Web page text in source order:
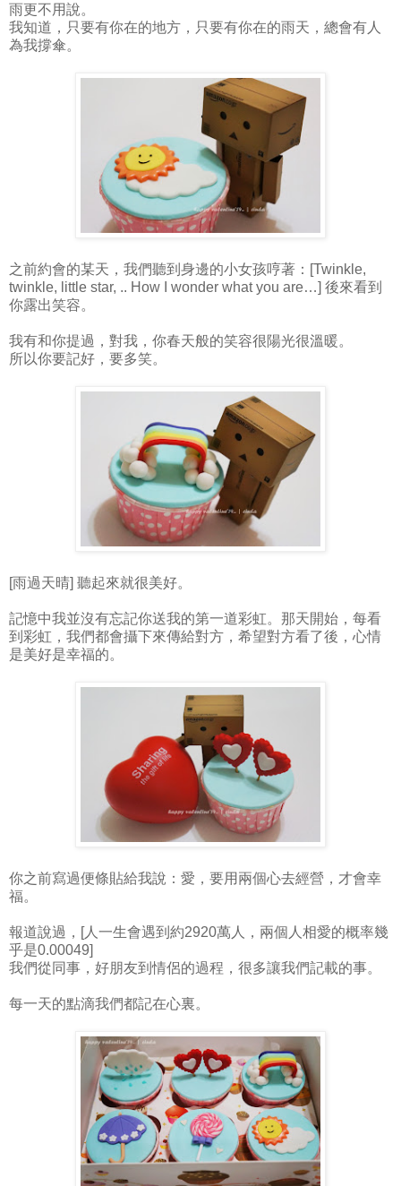
雨更不用說。
我知道，只要有你在的地方，只要有你在的雨天，總會有人
為我撐傘。
之前約會的某天，我們聽到身邊的小女孩哼著：[Twinkle,
twinkle, little star, .. How I wonder what you are…] 後來看到
你露出笑容。
我有和你提過，對我，你春天般的笑容很陽光很溫暖。
所以你要記好，要多笑。
[雨過天晴] 聽起來就很美好。
記憶中我並沒有忘記你送我的第一道彩虹。那天開始，每看
到彩虹，我們都會攝下來傳給對方，希望對方看了後，心情
是美好是幸福的。
你之前寫過便條貼給我說：愛，要用兩個心去經營，才會幸
福。
報道說過，[人一生會遇到約2920萬人，兩個人相愛的概率幾
乎是0.00049]
我們從同事，好朋友到情侶的過程，很多讓我們記載的事。
每一天的點滴我們都記在心裏。